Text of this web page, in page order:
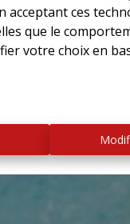
ces
que le
votre choix en